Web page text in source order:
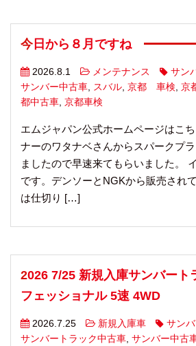
今日から８月ですね
2026.8.1 メンテナンス サン
サンバー中古車, スバル, 京都 車検, 京
都中古車, 京都車検
エムジャパン公式ホームページはこ
ナーのワタナベさんからスパークプ
ましたので早速来てもらいました。
です。デンソーとNGKから販売され
は仕切り […]
2026 7/25 新規入庫サンバートラックTBプロ
フェッショナル 5速 4WD
2026.7.25 新規入庫車 サン
サンバートラック中古車, サンバー中古